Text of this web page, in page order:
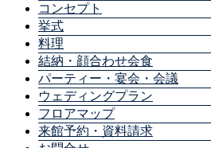
コンセプト
挙式
料理
結納・顔合わせ会食
パーティー・宴会・会議
ウェディングプラン
フロアマップ
来館予約・資料請求